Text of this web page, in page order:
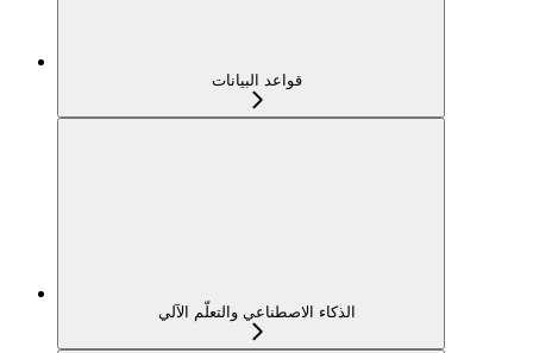
قواعد البيانات
الذكاء الاصطناعي والتعلّم الآلي